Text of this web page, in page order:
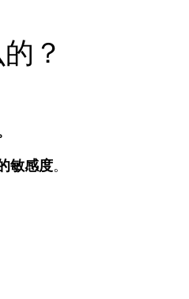
？
敏感度。